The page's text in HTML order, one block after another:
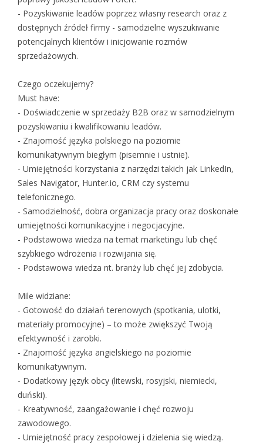
- Pozyskiwanie leadów poprzez własny research oraz z
dostępnych źródeł firmy - samodzielne wyszukiwanie
potencjalnych klientów i inicjowanie rozmów
sprzedażowych.
Czego oczekujemy?
Must have:
- Doświadczenie w sprzedaży B2B oraz w samodzielnym
pozyskiwaniu i kwalifikowaniu leadów.
- Znajomość języka polskiego na poziomie
komunikatywnym biegłym (pisemnie i ustnie).
- Umiejętności korzystania z narzędzi takich jak LinkedIn,
Sales Navigator, Hunter.io, CRM czy systemu
telefonicznego.
- Samodzielność, dobra organizacja pracy oraz doskonałe
umiejętności komunikacyjne i negocjacyjne.
- Podstawowa wiedza na temat marketingu lub chęć
szybkiego wdrożenia i rozwijania się.
- Podstawowa wiedza nt. branży lub chęć jej zdobycia.
Mile widziane:
- Gotowość do działań terenowych (spotkania, ulotki,
materiały promocyjne) – to może zwiększyć Twoją
efektywność i zarobki.
- Znajomość języka angielskiego na poziomie
komunikatywnym.
- Dodatkowy język obcy (litewski, rosyjski, niemiecki,
duński).
- Kreatywność, zaangażowanie i chęć rozwoju
zawodowego.
- Umiejętność pracy zespołowej i dzielenia się wiedzą.